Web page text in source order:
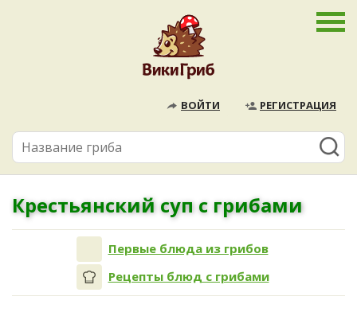
ВОЙТИ РЕГИСТРАЦИЯ
Крестьянский суп с грибами
Первые блюда из грибов
Рецепты блюд с грибами